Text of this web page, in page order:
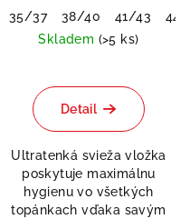
43 44 45 46 48
51
35/37 38/40 41/43
44/
Skladem (>5 ks)
hodnotenie
produktu
z
5
hviezdičiek.
Detail
Ultratenká svieža vložka
poskytuje maximálnu
hygienu vo všetkých
topánkach vďaka savým